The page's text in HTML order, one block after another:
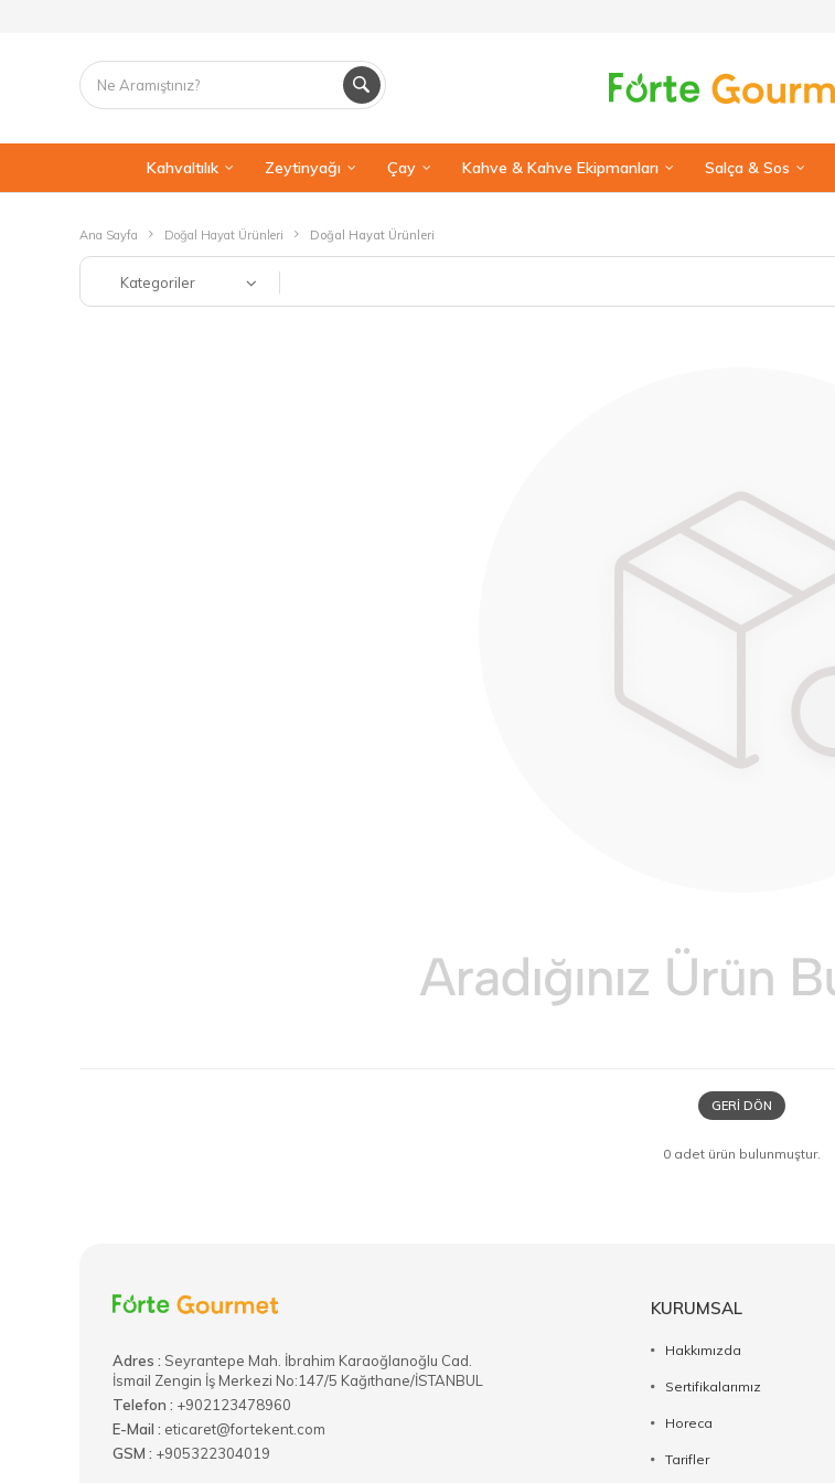
Kahvaltılık Zeytinyağı Çay Kahve & Kahve Ekipmanları Salça & Sos
Ana Sayfa Doğal Hayat Ürünleri Doğal Hayat Ürünleri
Kategoriler
GERI DÖN
0 adet ürün bulunmuştur.
Adres : ​Seyrantepe Mah. İbrahim Karaoğlanoğlu Cad.
İsmail Zengin İş Merkezi No:147/5 Kağıthane/İSTANBUL
Telefon : +902123478960
E-Mail : eticaret@fortekent.com
GSM : +905322304019
KURUMSAL
Hakkımızda
Sertifikalarımız
Horeca
Tarifler